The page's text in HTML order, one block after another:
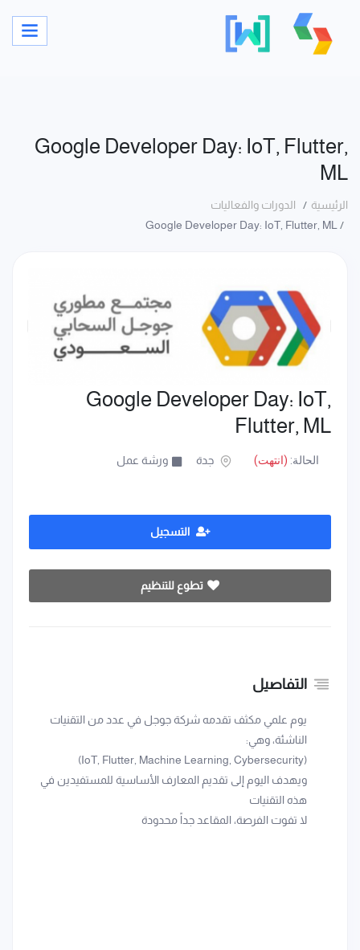
Google Developer Day: IoT, Flutter,
ML
الرئيسية
الدورات والفعاليات
Google Developer Day: IoT,
Flutter, ML
الحالة: (انتهت) جدة ورشة عمل
التسجيل
تطوع للتنظيم
التفاصيل
يوم علمي مكثف تقدمه شركة جوجل في عدد من التقنيات
الناشئة، وهي:
(IoT, Flutter, Machine Learning, Cybersecurity)
ويهدف اليوم إلى تقديم المعارف الأساسية للمستفيدين في
هذه التقنيات
لا تفوت الفرصة، المقاعد جداً محدودة